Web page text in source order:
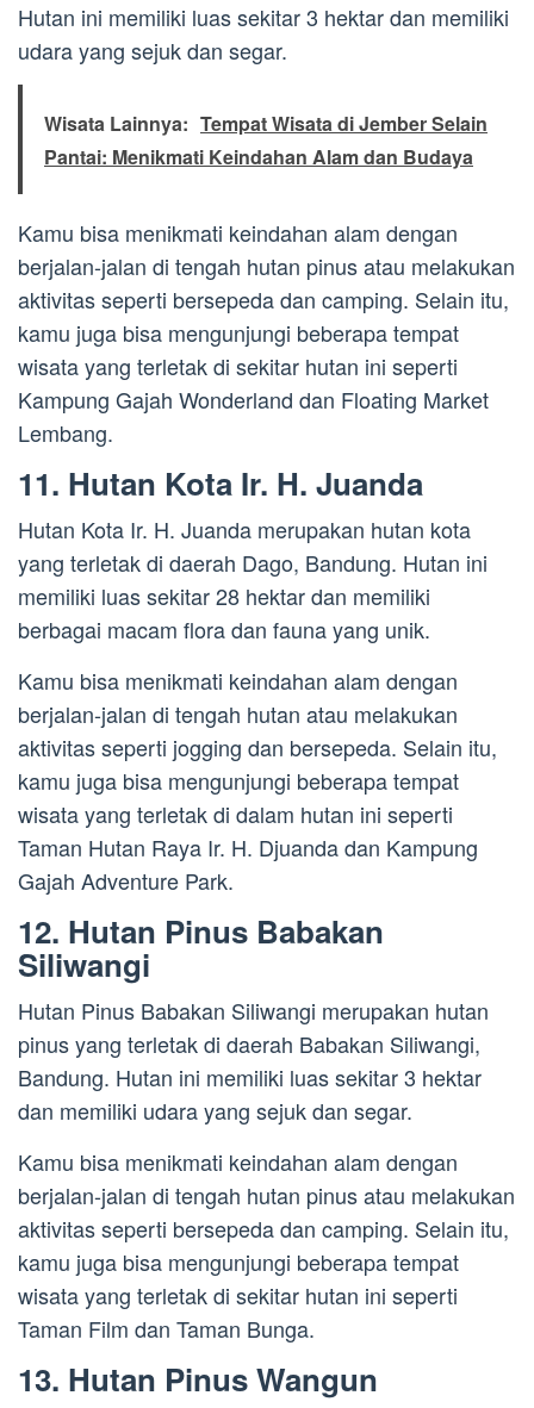
Hutan ini memiliki luas sekitar 3 hektar dan memiliki
udara yang sejuk dan segar.
Wisata Lainnya: Tempat Wisata di Jember Selain
Pantai: Menikmati Keindahan Alam dan Budaya
Kamu bisa menikmati keindahan alam dengan
berjalan-jalan di tengah hutan pinus atau melakukan
aktivitas seperti bersepeda dan camping. Selain itu,
kamu juga bisa mengunjungi beberapa tempat
wisata yang terletak di sekitar hutan ini seperti
Kampung Gajah Wonderland dan Floating Market
Lembang.
11. Hutan Kota Ir. H. Juanda
Hutan Kota Ir. H. Juanda merupakan hutan kota
yang terletak di daerah Dago, Bandung. Hutan ini
memiliki luas sekitar 28 hektar dan memiliki
berbagai macam flora dan fauna yang unik.
Kamu bisa menikmati keindahan alam dengan
berjalan-jalan di tengah hutan atau melakukan
aktivitas seperti jogging dan bersepeda. Selain itu,
kamu juga bisa mengunjungi beberapa tempat
wisata yang terletak di dalam hutan ini seperti
Taman Hutan Raya Ir. H. Djuanda dan Kampung
Gajah Adventure Park.
12. Hutan Pinus Babakan
Siliwangi
Hutan Pinus Babakan Siliwangi merupakan hutan
pinus yang terletak di daerah Babakan Siliwangi,
Bandung. Hutan ini memiliki luas sekitar 3 hektar
dan memiliki udara yang sejuk dan segar.
Kamu bisa menikmati keindahan alam dengan
berjalan-jalan di tengah hutan pinus atau melakukan
aktivitas seperti bersepeda dan camping. Selain itu,
kamu juga bisa mengunjungi beberapa tempat
wisata yang terletak di sekitar hutan ini seperti
Taman Film dan Taman Bunga.
13. Hutan Pinus Wangun